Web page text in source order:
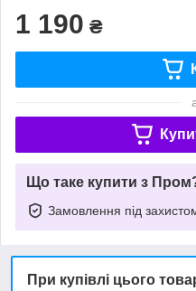
1 190 ₴
Що таке купити з
Замовлення під
При купівлі цього